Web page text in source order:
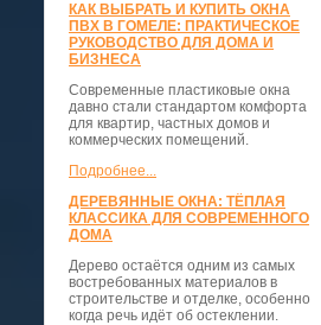
КАК ВЫБРАТЬ И КУПИТЬ ОКНА
ПВХ В ГОМЕЛЕ: ПРАКТИЧЕСКОЕ
РУКОВОДСТВО ДЛЯ ДОМА И
БИЗНЕСА
Современные пластиковые окна
давно стали стандартом комфорта
для квартир, частных домов и
коммерческих помещений.
Подробнее...
ДЕРЕВЯННЫЕ ОКНА: ТЁПЛАЯ
КЛАССИКА ДЛЯ СОВРЕМЕННОГО
ДОМА
Дерево остаётся одним из самых
востребованных материалов в
строительстве и отделке, особенно
когда речь идёт об остеклении.